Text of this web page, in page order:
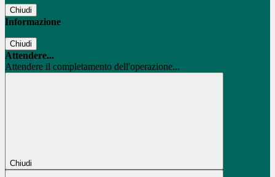
Chiudi
Informazione
Chiudi
Attendere...
Attendere il completamento dell'operazione...
Chiudi